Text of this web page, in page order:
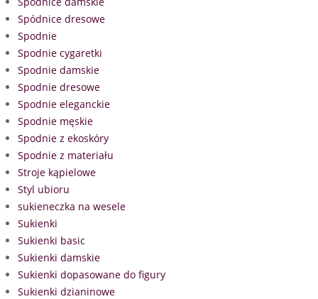
Spódnice dresowe
Spodnie
Spodnie cygaretki
Spodnie damskie
Spodnie dresowe
Spodnie eleganckie
Spodnie męskie
Spodnie z ekoskóry
Spodnie z materiału
Stroje kąpielowe
Styl ubioru
sukieneczka na wesele
Sukienki
Sukienki basic
Sukienki damskie
Sukienki dopasowane do figury
Sukienki dzianinowe